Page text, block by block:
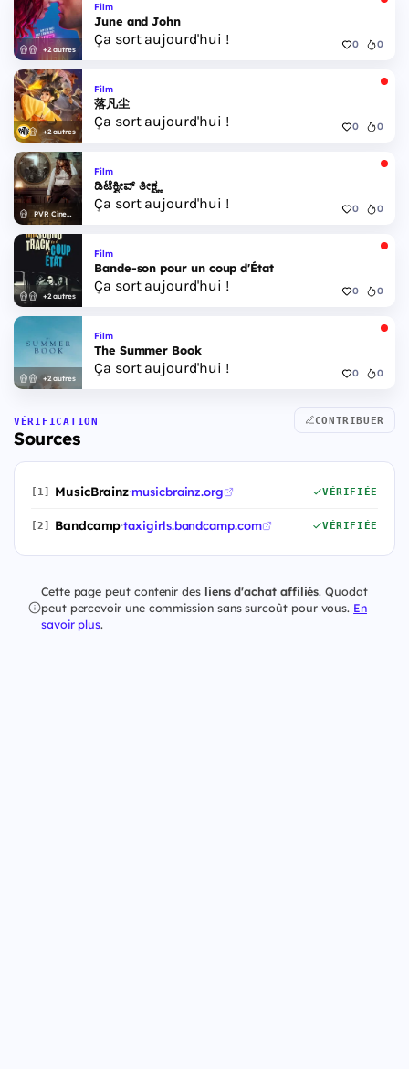
+2 autres
Film
June and John
Ça sort aujourd'hui ! 0 0
+2 autres
Film
落凡尘
Ça sort aujourd'hui ! 0 0
PVR Cinemas
Film
ಡಿಟೆಕ್ವೀವ್ ತೀಕ್ಷ್ಣ
Ça sort aujourd'hui ! 0 0
+2 autres
Film
Bande-son pour un coup d'État
Ça sort aujourd'hui ! 0 0
+2 autres
Film
The Summer Book
Ça sort aujourd'hui ! 0 0
VÉRIFICATION
Sources
CONTRIBUER
[1] MusicBrainz·musicbrainz.org VÉRIFIÉE
[2] Bandcamp·taxigirls.bandcamp.com VÉRIFIÉE
Cette page peut contenir des liens d'achat affiliés. Quodat
peut percevoir une commission sans surcoût pour vous. En
savoir plus.